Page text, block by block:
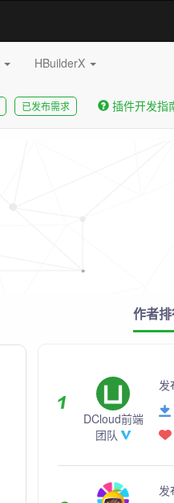
HBuilderX
已发布需求 插件开发指
作者
DCloud前端
团队
发
发